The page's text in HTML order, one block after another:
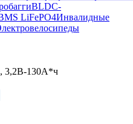
BLDC-
LiFePO4Инвалидные
3,2В-130А*ч